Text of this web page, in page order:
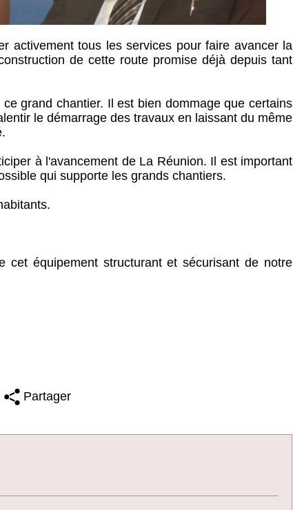
activement tous les services pour faire avancer la
de cette route promise déjà depuis tant
grand chantier. Il est bien dommage que certains
le démarrage des travaux en laissant du même
à l'avancement de La Réunion. Il est important
qui supporte les grands chantiers.
équipement structurant et sécurisant de notre
Partager